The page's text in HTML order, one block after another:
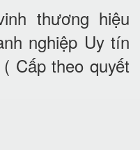
thương hiệu
nghiệp Uy tín
Cấp theo quyết